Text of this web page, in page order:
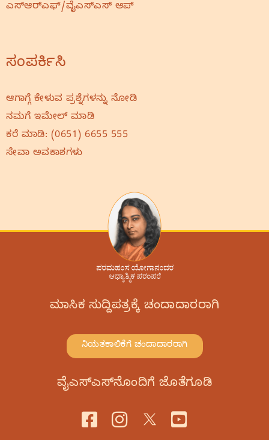
ಎಸ್‌ಆರ್‌ಎಫ್‌/ವೈಎಸ್‌ಎಸ್‌ ಆಪ್
ಸಂಪರ್ಕಿಸಿ
ಆಗಾಗ್ಗೆ ಕೇಳುವ ಪ್ರಶ್ನೆಗಳನ್ನು ನೋಡಿ
ನಮಗೆ ಇಮೇಲ್‌ ಮಾಡಿ
ಕರೆ ಮಾಡಿ: (0651) 6655 555
ಸೇವಾ ಅವಕಾಶಗಳು
ಮಾಸಿಕ ಸುದ್ದಿಪತ್ರಕ್ಕೆ ಚಂದಾದಾರರಾಗಿ
ನಿಯತಕಾಲಿಕೆಗೆ ಚಂದಾದಾರರಾಗಿ
ವೈಎಸ್‌ಎಸ್‌ನೊಂದಿಗೆ ಜೊತೆಗೂಡಿ